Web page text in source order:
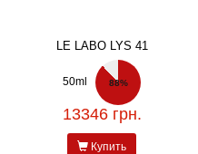
LE LABO LYS 41
50ml 88%
13346 грн.
Купить